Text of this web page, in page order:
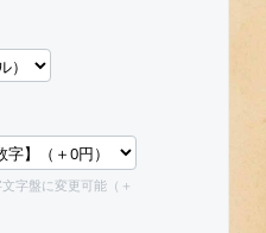
字盤に変更可能（＋